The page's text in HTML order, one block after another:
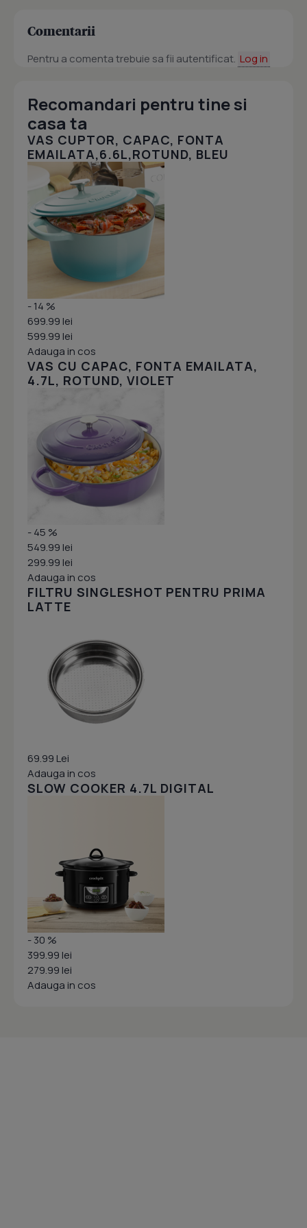
Comentarii
Pentru a comenta trebuie sa fii autentificat. Log in
Recomandari pentru tine si
casa ta
VAS CUPTOR, CAPAC, FONTA
EMAILATA,6.6L,ROTUND, BLEU
- 14 %
699.99 lei
599.99 lei
Adauga in cos
VAS CU CAPAC, FONTA EMAILATA,
4.7L, ROTUND, VIOLET
- 45 %
549.99 lei
299.99 lei
Adauga in cos
FILTRU SINGLESHOT PENTRU PRIMA
LATTE
69.99 Lei
Adauga in cos
SLOW COOKER 4.7L DIGITAL
- 30 %
399.99 lei
279.99 lei
Adauga in cos